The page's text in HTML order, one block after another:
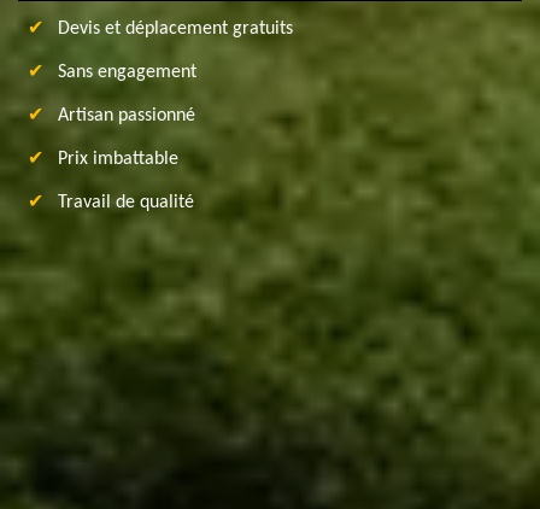
Devis et déplacement gratuits
Sans engagement
Artisan passionné
Prix imbattable
Travail de qualité